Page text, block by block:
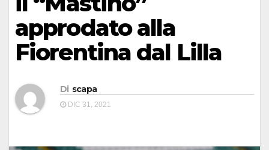
approdato alla
Fiorentina dal Lilla
Di scapa
DIC 31, 2021